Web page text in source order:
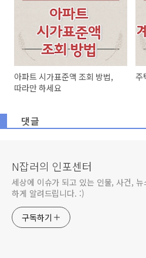
아파트 시가표준액 조회 방법,
따라만 하세요
주
댓글
N잡러의 인포센터
세상에 이슈가 되고 있는 인물, 사건,
하게 알려드립니다. :)
구독하기